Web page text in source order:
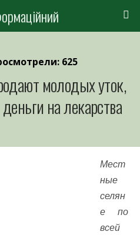
625
молодых уток,
на лекарства
Мест
ные
селян
е по
всей